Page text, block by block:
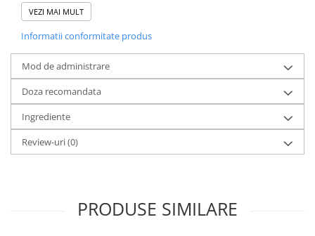
Îngrijirea mâinilor
Îngrijirea picioarelor
Îngrijirea tenului
Îngrijirea părului
Săpunuri Solide
Tratamente
Uleiuri
Șampoane
Ghid pentru sănătate
împotriva îmbătânirii premature, diabetului, inflamațiilor,
insomniei și bolilor de inimă, fiind totodată utilă în susținerea
funcției sexuale și purificarea sângelui.
Te poți bucura de toate beneficiile acestei ciuperci medicinale cu
ajutorul capsulelor Cordyceps.
VEZI MAI MULT
Informatii conformitate produs
Mod de administrare
Doza recomandata
Ingrediente
Review-uri(0)
PRODUSE SIMILARE